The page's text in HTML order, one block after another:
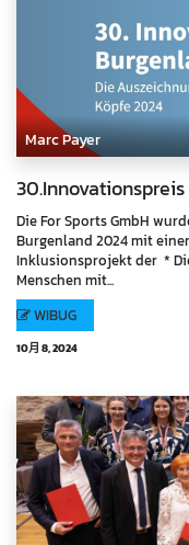
Marc Payer
Die For Sports GmbH
Burgenland 2024 mit
Inklusionsprojekt der *
Menschen mit...
WIBUG
10月 8, 2024